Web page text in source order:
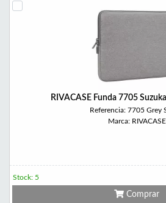
RIVACASE Funda 7705
Referencia: 7705 Grey
Marca: RIVACASE
Stock: 5
Comprar